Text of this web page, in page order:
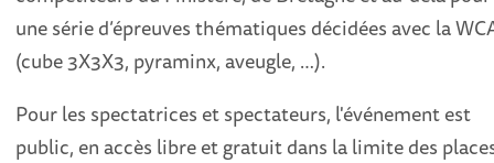
une série d’épreuves thématiques décidées avec la
(cube 3X3X3, pyraminx, aveugle, …).
Pour les spectatrices et spectateurs, l'événement est
public, en accès libre et gratuit dans la limite des